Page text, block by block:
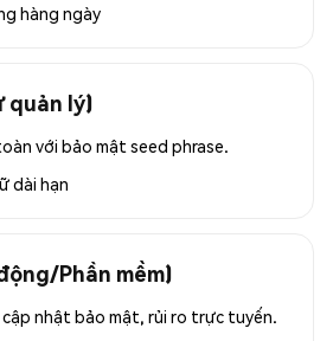
hàng ngày
quản lý)
với bảo mật seed phrase.
dài hạn
Phần mềm)
nhật bảo mật, rủi ro trực tuyến.